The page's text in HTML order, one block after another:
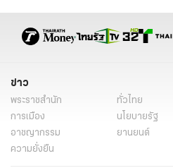
ข่าว
พระราชสำนัก ทั่วไทย
การเมือง
นโยบายรัฐ
อาชญากรรม
ยานยนต์
ความยั่งยืน